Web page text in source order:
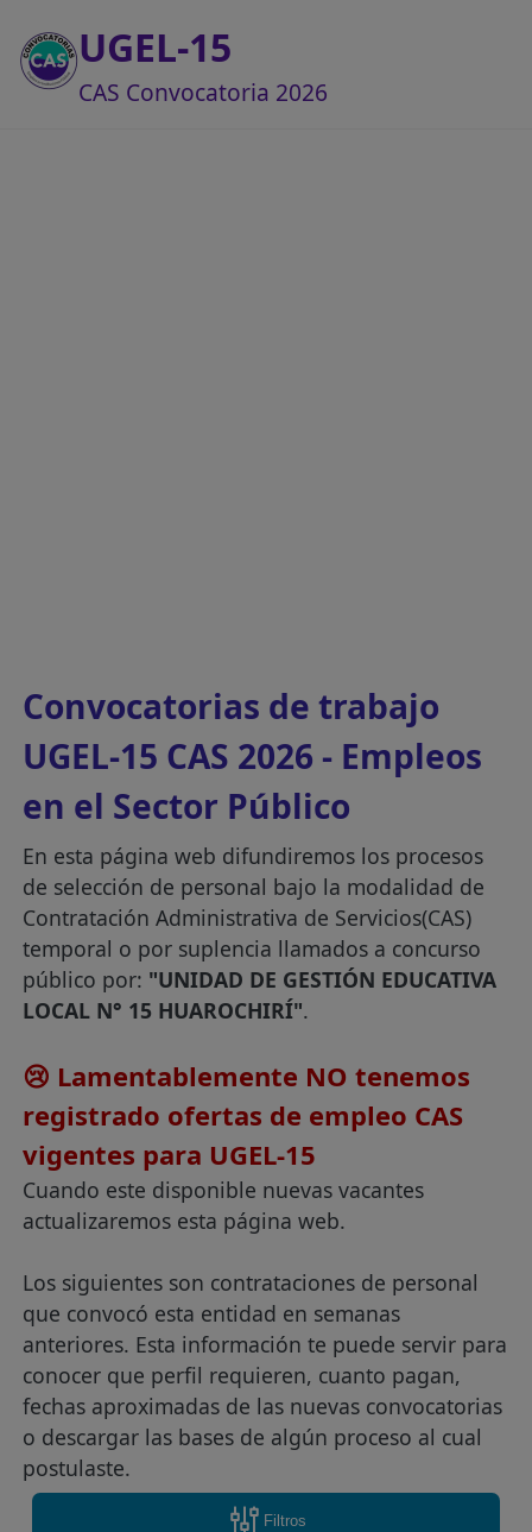
UGEL-15
CAS Convocatoria 2026
Convocatorias de trabajo
UGEL-15 CAS 2026 - Empleos
en el Sector Público
En esta página web difundiremos los procesos
de selección de personal bajo la modalidad de
Contratación Administrativa de Servicios(CAS)
temporal o por suplencia llamados a concurso
público por: "UNIDAD DE GESTIÓN EDUCATIVA
LOCAL N° 15 HUAROCHIRÍ".
😢 Lamentablemente NO tenemos
registrado ofertas de empleo CAS
vigentes para UGEL-15
Cuando este disponible nuevas vacantes
actualizaremos esta página web.
Los siguientes son contrataciones de personal
que convocó esta entidad en semanas
anteriores. Esta información te puede servir para
conocer que perfil requieren, cuanto pagan,
fechas aproximadas de las nuevas convocatorias
o descargar las bases de algún proceso al cual
postulaste.
Filtros